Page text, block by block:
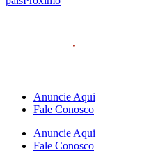
Anuncie Aqui
Fale Conosco
Anuncie Aqui
Fale Conosco